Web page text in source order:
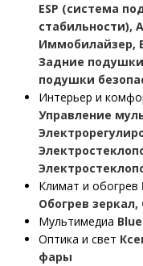
ESP (система
стабильности),
Иммобилайзер,
Задние
подушки
Интерьер и
Управление
Климат и обогрев
Обогрев
Мультимедиа
Оптика и свет
фары